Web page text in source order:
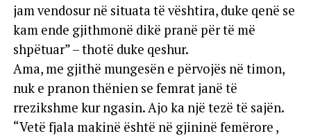
jam vendosur në situata të vështira, duke qenë se
kam ende gjithmonë dikë pranë për të më
shpëtuar” – thotë duke qeshur.
Ama, me gjithë mungesën e përvojës në timon,
nuk e pranon thënien se femrat janë të
rrezikshme kur ngasin. Ajo ka një tezë të sajën.
“Vetë fjala makinë është në gjininë femërore ,